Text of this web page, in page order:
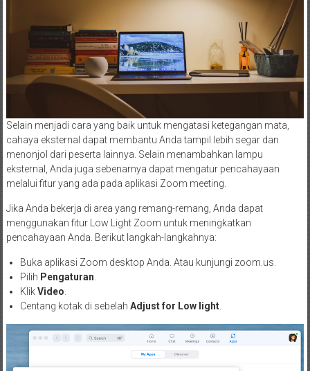
Selain menjadi cara yang baik untuk mengatasi ketegangan mata,
cahaya eksternal dapat membantu Anda tampil lebih segar dan
menonjol dari peserta lainnya. Selain menambahkan lampu
eksternal, Anda juga sebenarnya dapat mengatur pencahayaan
melalui fitur yang ada pada aplikasi Zoom meeting.
Jika Anda bekerja di area yang remang-remang, Anda dapat
menggunakan fitur Low Light Zoom untuk meningkatkan
pencahayaan Anda. Berikut langkah-langkahnya:
Buka aplikasi Zoom desktop Anda. Atau kunjungi zoom.us.
Pilih Pengaturan.
KlikVideo.
Centang kotak di sebelah Adjust for Low light.